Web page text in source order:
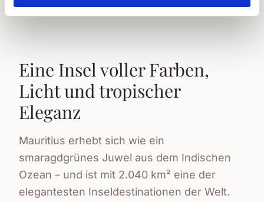
Eine Insel voller Farben,
Licht und tropischer
Eleganz
Mauritius erhebt sich wie ein
smaragdgrünes Juwel aus dem Indischen
Ozean – und ist mit 2.040 km² eine der
elegantesten Inseldestinationen der Welt.